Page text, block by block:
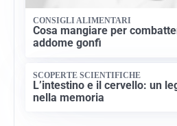
CONSIGLI ALIMENTARI
Cosa mangiare per
addome gonfi
SCOPERTE SCIENTIFICHE
L’intestino e il cervello: un
nella memoria